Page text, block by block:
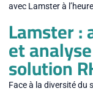
avec Lamster à
Lamster :
et
solution
Face à la diversité du